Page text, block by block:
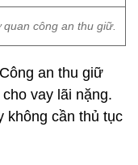
công an thu giữ.
an thu giữ
vay lãi nặng.
không cần thủ tục